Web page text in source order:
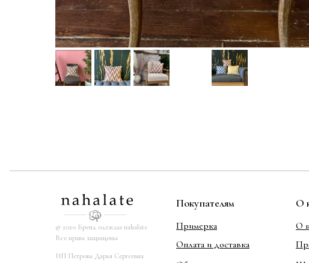
Примерка
О
Оплата и доставка
Покупателям О
© 2020 Бренд одежды nahalate
Все права защищены
ИП Петрова Дарья Сергеевна